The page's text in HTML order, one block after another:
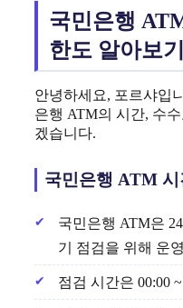
국민은행
한도 알아보기
안녕하세요, 포르샤입
은행 ATM의 시간, 수
겠습니다.
국민은행 ATM 시
국민은행 ATM은
기 점검을 위해 운
점검 시간은 00:00